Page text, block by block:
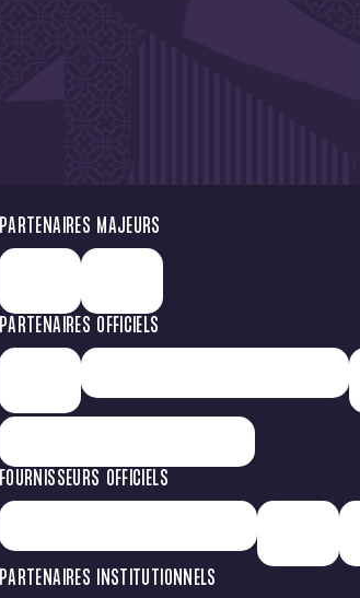
PARTENAIRES MAJEURS
PARTENAIRES OFFICIELS
FOURNISSEURS OFFICIELS
PARTENAIRES INSTITUTIONNELS